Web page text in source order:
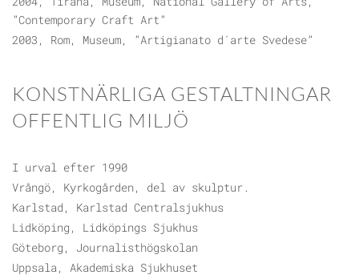
”Contemporary Craft Art”
2003, Rom, Museum, ”Artigianato d´arte Svedese”
KONSTNÄRLIGA GESTALTNINGAR
OFFENTLIG MILJÖ
I urval efter 1990
Vrångö, Kyrkogården, del av skulptur.
Karlstad, Karlstad Centralsjukhus
Lidköping, Lidköpings Sjukhus
Göteborg, Journalisthögskolan
Uppsala, Akademiska Sjukhuset